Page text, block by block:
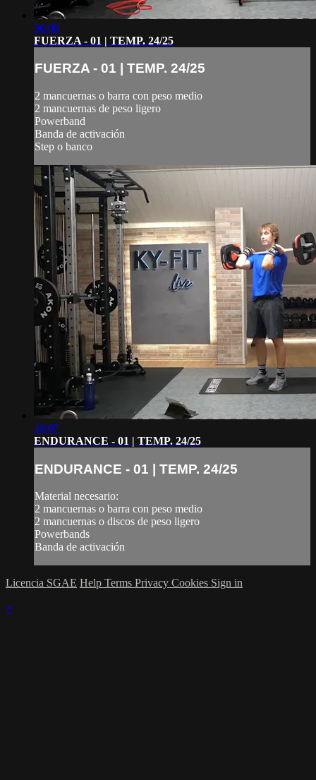
56:08
FUERZA - 01 | TEMP. 24/25
FUERZA - 01 | TEMP. 24/25
2 mancuernas o barra con peso medio
2 mancuernas de peso ligero
Powerband
Banda de activación
Step o banco
49:07
ENDURANCE - 01 | TEMP. 24/25
ENDURANCE - 01 | TEMP. 24/25
Material necesario:
2 mancuernas o barra con peso medio
2 mancuernas o discos de peso ligero
Powerbands
Banda de activación
Licencia SGAE Help Terms Privacy Cookies Sign in
×